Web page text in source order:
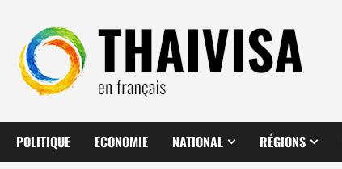
contenu
POLITIQUE ECONOMIE NATIONAL RÉGIONS